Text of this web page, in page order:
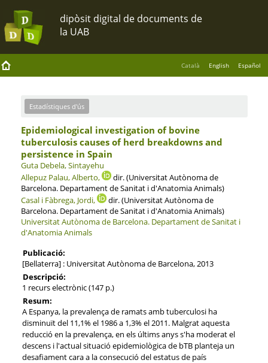
Català English Español
Estadístiques d'ús
Epidemiological investigation of bovine
tuberculosis causes of herd breakdowns and
persistence in Spain
Guta Debela, Sintayehu
Allepuz Palau, Alberto,
dir. (Universitat Autònoma de
Barcelona. Departament de Sanitat i d'Anatomia Animals)
Casal i Fàbrega, Jordi,
dir. (Universitat Autònoma de
Barcelona. Departament de Sanitat i d'Anatomia Animals)
Universitat Autònoma de Barcelona. Departament de Sanitat i
d'Anatomia Animals
Publicació:
[Bellaterra] : Universitat Autònoma de Barcelona, 2013
Descripció:
1 recurs electrònic (147 p.)
Resum:
A Espanya, la prevalença de ramats amb tuberculosi ha
disminuït del 11,1% el 1986 a 1,3% el 2011. Malgrat aquesta
reducció en la prevalença, en els últims anys s'ha moderat el
descens i l'actual situació epidemiològica de bTB planteja un
desafiament cara a la consecució del estatus de país